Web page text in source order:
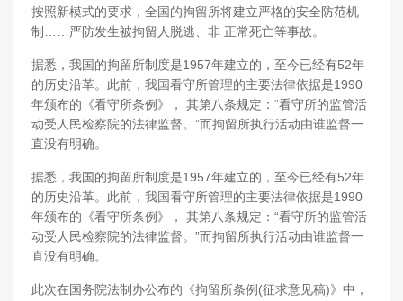
按照新模式的要求，全国的拘留所将建立严格的安全防范机
制……严防发生被拘留人脱逃、非 正常死亡等事故。
据悉，我国的拘留所制度是1957年建立的，至今已经有52年
的历史沿革。此前，我国看守所管理的主要法律依据是1990
年颁布的《看守所条例》， 其第八条规定：“看守所的监管活
动受人民检察院的法律监督。”而拘留所执行活动由谁监督一
直没有明确。
据悉，我国的拘留所制度是1957年建立的，至今已经有52年
的历史沿革。此前，我国看守所管理的主要法律依据是1990
年颁布的《看守所条例》， 其第八条规定：“看守所的监管活
动受人民检察院的法律监督。”而拘留所执行活动由谁监督一
直没有明确。
此次在国务院法制办公布的《拘留所条例(征求意见稿)》中，